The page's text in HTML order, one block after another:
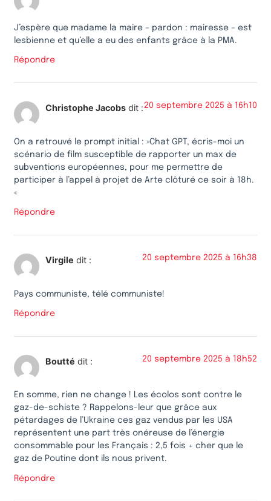
J’espère que madame la maire – pardon : mairesse – est
lesbienne et qu’elle a eu des enfants grâce à la PMA.
Répondre
Christophe Jacobs dit :20 septembre 2025 à 16h10
On a retrouvé le prompt initial : »Chat GPT, écris-moi un
scénario de film susceptible de rapporter un max de
subventions européennes, pour me permettre de
participer à l’appel à projet de Arte clôturé ce soir à 18h.
«
Répondre
Virgile dit : 20 septembre 2025 à 16h38
Pays communiste, télé communiste!
Répondre
Boutté dit : 20 septembre 2025 à 18h52
En somme, rien ne change ! Les écolos sont contre le
gaz-de-schiste ? Rappelons-leur que grâce aux
pétardages de l’Ukraine ces gaz vendus par les USA
représentent une part très onéreuse de l’énergie
consommable pour les Français : 2,5 fois + cher que le
gaz de Poutine dont ils nous privent.
Répondre